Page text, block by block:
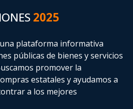
2025
plataforma informativa
públicas de bienes y servicios
promover la
estatalesy ayudamos a
a los mejores